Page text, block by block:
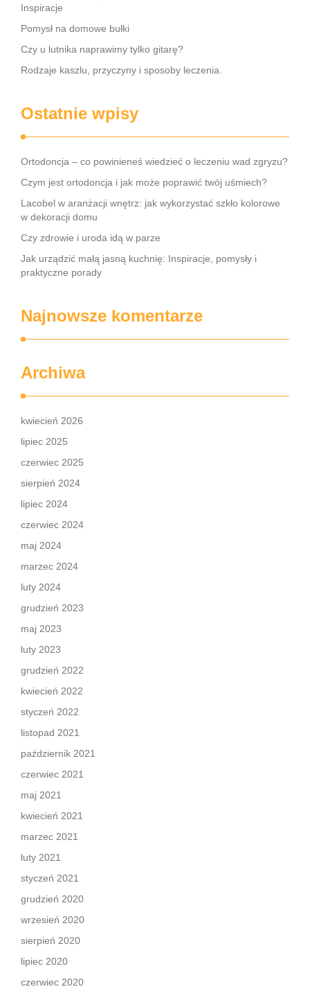
Inspiracje
Pomysł na domowe bułki
Czy u lutnika naprawimy tylko gitarę?
Rodzaje kaszlu, przyczyny i sposoby leczenia.
Ostatnie wpisy
Ortodoncja – co powinieneś wiedzieć o leczeniu wad zgryzu?
Czym jest ortodoncja i jak może poprawić twój uśmiech?
Lacobel w aranżacji wnętrz: jak wykorzystać szkło kolorowe
w dekoracji domu
Czy zdrowie i uroda idą w parze
Jak urządzić małą jasną kuchnię: Inspiracje, pomysły i
praktyczne porady
Najnowsze komentarze
Archiwa
kwiecień 2026
lipiec 2025
czerwiec 2025
sierpień 2024
lipiec 2024
czerwiec 2024
maj 2024
marzec 2024
luty 2024
grudzień 2023
maj 2023
luty 2023
grudzień 2022
kwiecień 2022
styczeń 2022
listopad 2021
październik 2021
czerwiec 2021
maj 2021
kwiecień 2021
marzec 2021
luty 2021
styczeń 2021
grudzień 2020
wrzesień 2020
sierpień 2020
lipiec 2020
czerwiec 2020